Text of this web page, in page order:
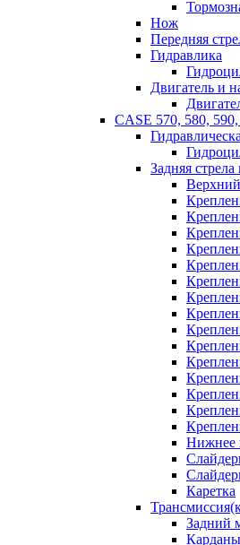
Нож
Передняя
Гидравлика
Двигатель и
CASE 570, 580,
Задняя
Верхний
Нижнее
Каретка
Задний
Карданы